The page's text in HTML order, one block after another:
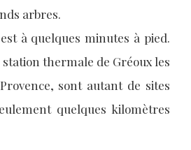
arbres.
à quelques minutes à pied.
thermale de Gréoux les
sont autant de sites
quelques kilomètres